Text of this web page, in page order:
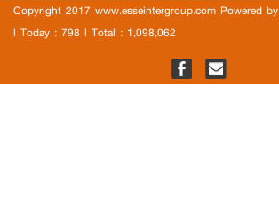
Copyright 2017 www.esseintergroup.com Powered by
l Today : 798 l Total : 1,098,062